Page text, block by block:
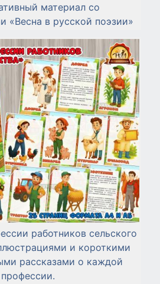
материал со
«Весна в русской поэзии»
работников сельского
и короткими
рассказами о каждой
профессии.